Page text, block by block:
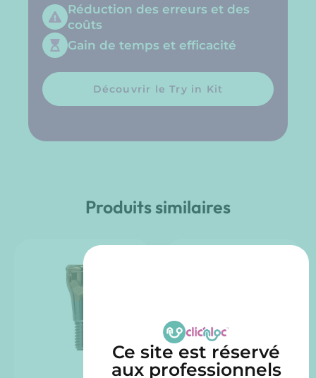
Réduction des erreurs et des
coûts
Gain de temps et efficacité
Découvrir le Try in Kit
Produits similaires
Ce site est réservé
aux professionnels